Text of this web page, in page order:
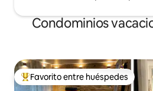
Condominios
Favorito entre huéspedes
Favorito entre huéspedes